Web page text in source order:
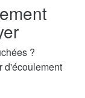
?
d'écoulement